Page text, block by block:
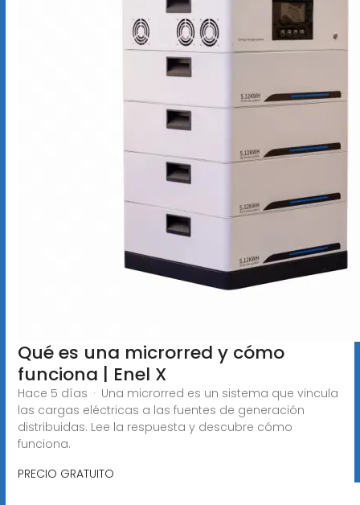
Qué es una microrred y cómo
funciona | Enel X
Hace 5 días · Una microrred es un sistema que vincula
las cargas eléctricas a las fuentes de generación
distribuidas. Lee la respuesta y descubre cómo
funciona.
PRECIO GRATUITO